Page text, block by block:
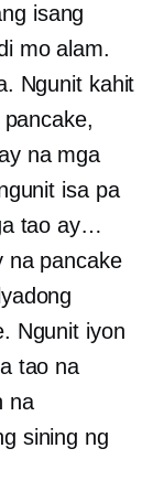
isang
mo alam.
Ngunit kahit
na mga
isa pa
tao ay…
na pancake
Ngunit iyon
tao na
na
sining ng